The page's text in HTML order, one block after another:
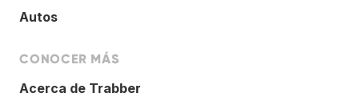
Autos
CONOCER MÁS
Acerca de Trabber